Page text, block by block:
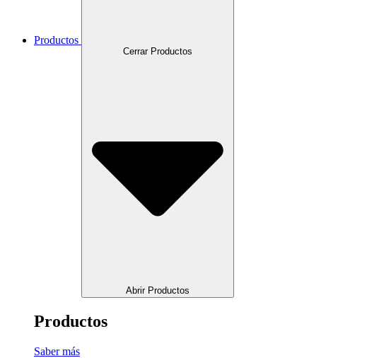
Productos
Cerrar Productos
Abrir Productos
Productos
Saber más